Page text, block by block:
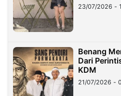
23/07/2026 -
Benang
Dari
KDM
21/07/2026 -